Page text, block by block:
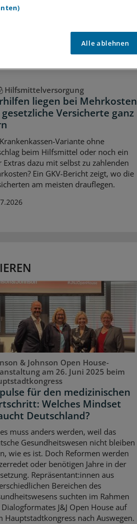
Hilfsmittelversorgung
liegen bei Mehrkosten
Versicherte ganz
Variante ohne
beim Hilfsmittel oder noch ein
Extras dazu mit selbst zu zahlenden
Ein GKV-Bericht zeigt, wo die
am meisten drauflegen.
& Johnson Open House-
am 26. Juni 2025 beim
für den medizinischen
Welches Mindset
Deutschland?
muss anders werden, weil das
Gesundheitswesen nicht bleiben
wie es ist. Doch Reformen werden
oder benötigen Jahre in der
Repräsentant:innen aus
Bereichen des
suchten im Rahmen
Dialogformates J&J Open House auf
Hauptstadtkongress nach Auswegen.
Alle ablehnen